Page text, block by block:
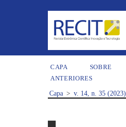
CAPA SOBRE
ANTERIORES
Capa > v. 14, n. 35 (2023)